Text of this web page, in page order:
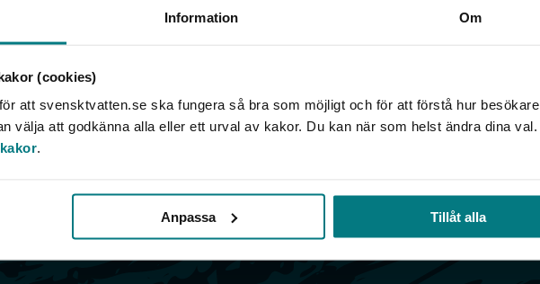
Information Om
(cookies)
att svensktvatten.se ska fungera så bra som möjligt och för att förstå hur besökare
välja att godkänna alla eller ett urval av kakor. Du kan när som helst ändra dina val.
.
Anpassa Tillåt alla